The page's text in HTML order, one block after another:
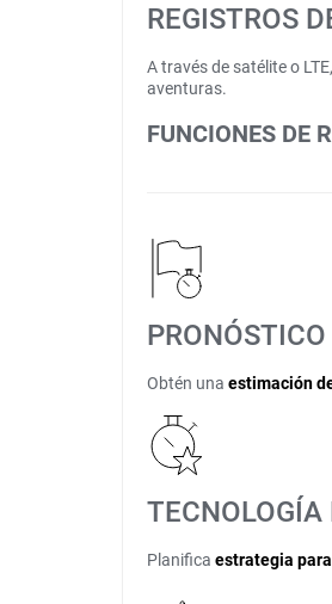
REGISTROS
A través de satélite o
aventuras.
FUNCIONES DE
Obtén una estimación
TECNOLOGÍA
Planifica estrategia